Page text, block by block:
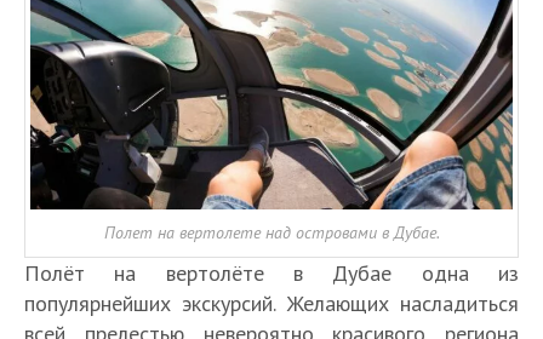
Полет на вертолете над островами в Дубае.
Полёт на вертолёте в Дубае одна из
популярнейших экскурсий. Желающих насладиться